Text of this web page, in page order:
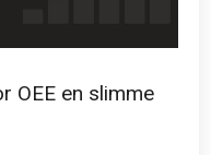
OEE en slimme